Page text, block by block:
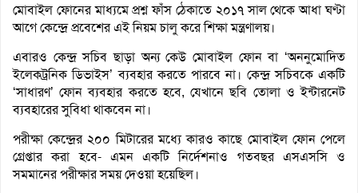
মোবাইল ফোনের মাধ্যমে প্রশ্ন ফাঁস ঠেকাতে ২০১৭ সাল থেকে আধা ঘণ্টা
আগে কেন্দ্রে প্রবেশের এই নিয়ম চালু করে শিক্ষা মন্ত্রণালয়।
এবারও কেন্দ্র সচিব ছাড়া অন্য কেউ মোবাইল ফোন বা ‘অননুমোদিত
ইলেকট্রনিক ডিভাইস’ ব্যবহার করতে পারবে না। কেন্দ্র সচিবকে একটি
‘সাধারণ’ ফোন ব্যবহার করতে হবে, যেখানে ছবি তোলা ও ইন্টারনেট
ব্যবহারের সুবিধা থাকবেন না।
পরীক্ষা কেন্দ্রের ২০০ মিটারের মধ্যে কারও কাছে মোবাইল ফোন পেলে
গ্রেপ্তার করা হবে- এমন একটি নির্দেশনাও গতবছর এসএসসি ও
সমমানের পরীক্ষার সময় দেওয়া হয়েছিল।